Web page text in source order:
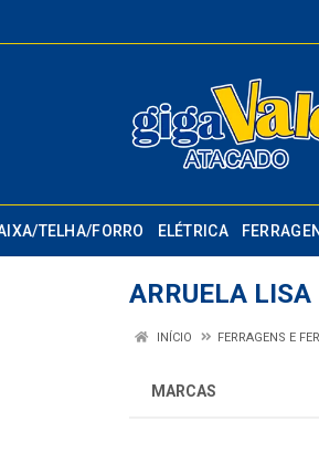
TELHA/FORRO ELÉTRICA
ARRUELA LISA
INÍCIO FERRAGENS E
MARCAS